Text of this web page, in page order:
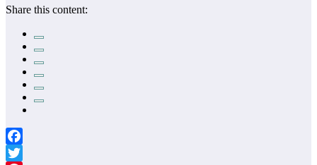
Share this content:
Facebook